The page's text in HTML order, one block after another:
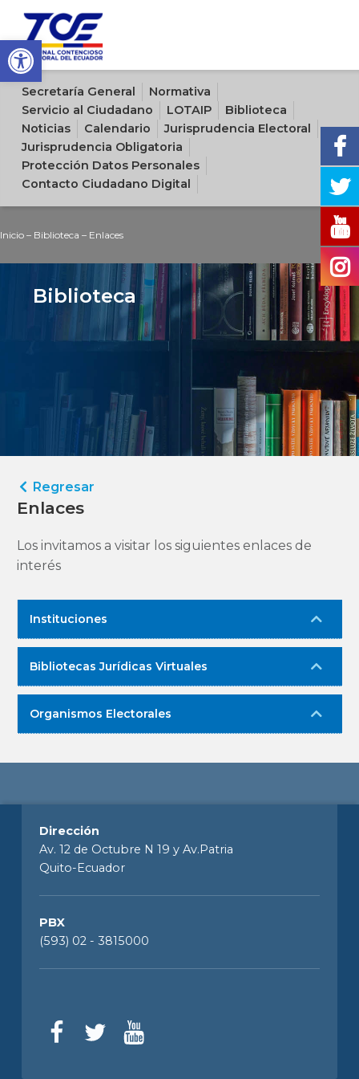
Open toolbar
Sitio oficial del Tribunal Contencioso Electoral del Ecuador
Secretaría General
Normativa
Servicio al Ciudadano
LOTAIP
Biblioteca
Noticias
Calendario
Jurisprudencia Electoral
Jurisprudencia Obligatoria
Protección Datos Personales
Contacto Ciudadano Digital
Inicio – Biblioteca – Enlaces
Biblioteca
Regresar
Enlaces
Los invitamos a visitar los siguientes enlaces de
interés
Instituciones
Bibliotecas Jurídicas Virtuales
Organismos Electorales
Dirección
Av. 12 de Octubre N 19 y Av.Patria
Quito-Ecuador
PBX
(593) 02 - 3815000